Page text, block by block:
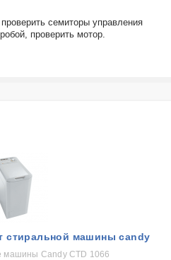
семиторы управления
проверить мотор.
стиральной машины candy
машины Candy CTD 1066